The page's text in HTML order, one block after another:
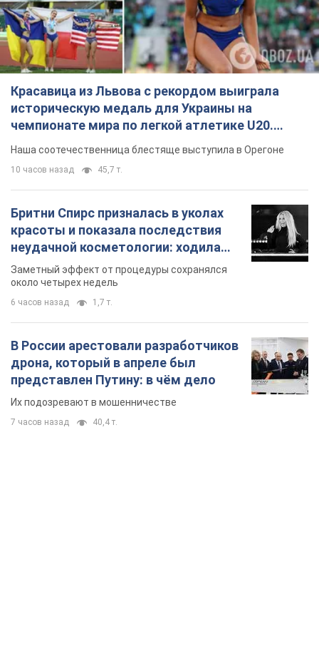
Красавица из Львова с рекордом выиграла
историческую медаль для Украины на
чемпионате мира по легкой атлетике U20.
Видео
Наша соотечественница блестяще выступила в Орегоне
10 часов назад 45,7 т.
Бритни Спирс призналась в уколах
красоты и показала последствия
неудачной косметологии: ходила
так почти месяц
Заметный эффект от процедуры сохранялся
около четырех недель
6 часов назад 1,7 т.
В России арестовали разработчиков
дрона, который в апреле был
представлен Путину: в чём дело
Их подозревают в мошенничестве
7 часов назад 40,4 т.